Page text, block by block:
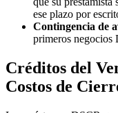
ese plazo por
Contingencia de
primeros negocios
Créditos del
Costos de